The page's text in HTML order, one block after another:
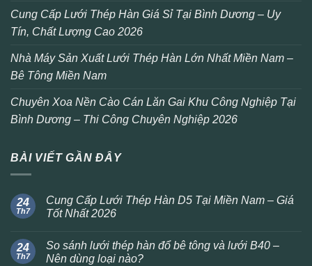
Cung Cấp Lưới Thép Hàn Giá Sỉ Tại Bình Dương – Uy
Tín, Chất Lượng Cao 2026
Nhà Máy Sản Xuất Lưới Thép Hàn Lớn Nhất Miền Nam –
Bê Tông Miền Nam
Chuyên Xoa Nền Cào Cán Lăn Gai Khu Công Nghiệp Tại
Bình Dương – Thi Công Chuyên Nghiệp 2026
BÀI VIẾT GẦN ĐÂY
24
Th7
Cung Cấp Lưới Thép Hàn D5 Tại Miền Nam – Giá
Tốt Nhất 2026
24
Th7
So sánh lưới thép hàn đổ bê tông và lưới B40 –
Nên dùng loại nào?